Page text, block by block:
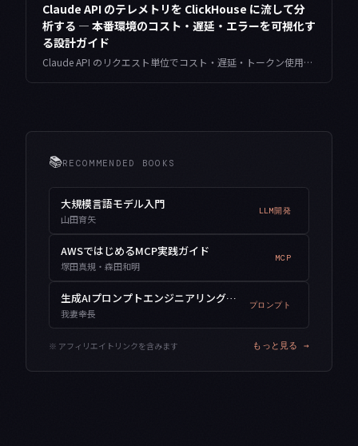
Claude API のテレメトリを ClickHouse に流して分
析する — 本番環境のコスト・遅延・エラーを可視化す
る設計ガイド
Claude API のリクエスト単位でコスト・遅延・トークン使用量を ClickHouse に蓄積し、Materialized View でリアルタイムダッシュボードを構築する本番運用設計を解説します。
📚RECOMMENDED BOOKS
大規模言語モデル入門
山田育矢
LLM開発
AWSではじめるMCP実践ガイド
塚田真規・森田和明
MCP
生成AIプロンプトエンジニアリング入門
我妻幸長
プロンプト
※ アフィリエイトリンクを含みます もっと見る →